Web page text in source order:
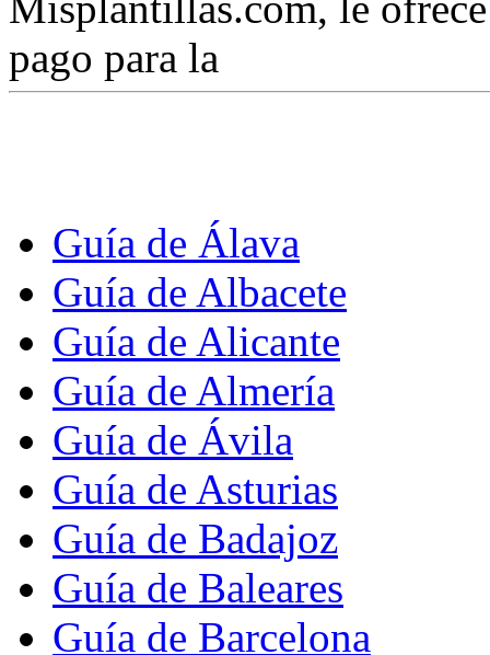
pago para la
Guía de Álava
Guía de Albacete
Guía de Alicante
Guía de Almería
Guía de Ávila
Guía de Asturias
Guía de Badajoz
Guía de Baleares
Guía de Barcelona